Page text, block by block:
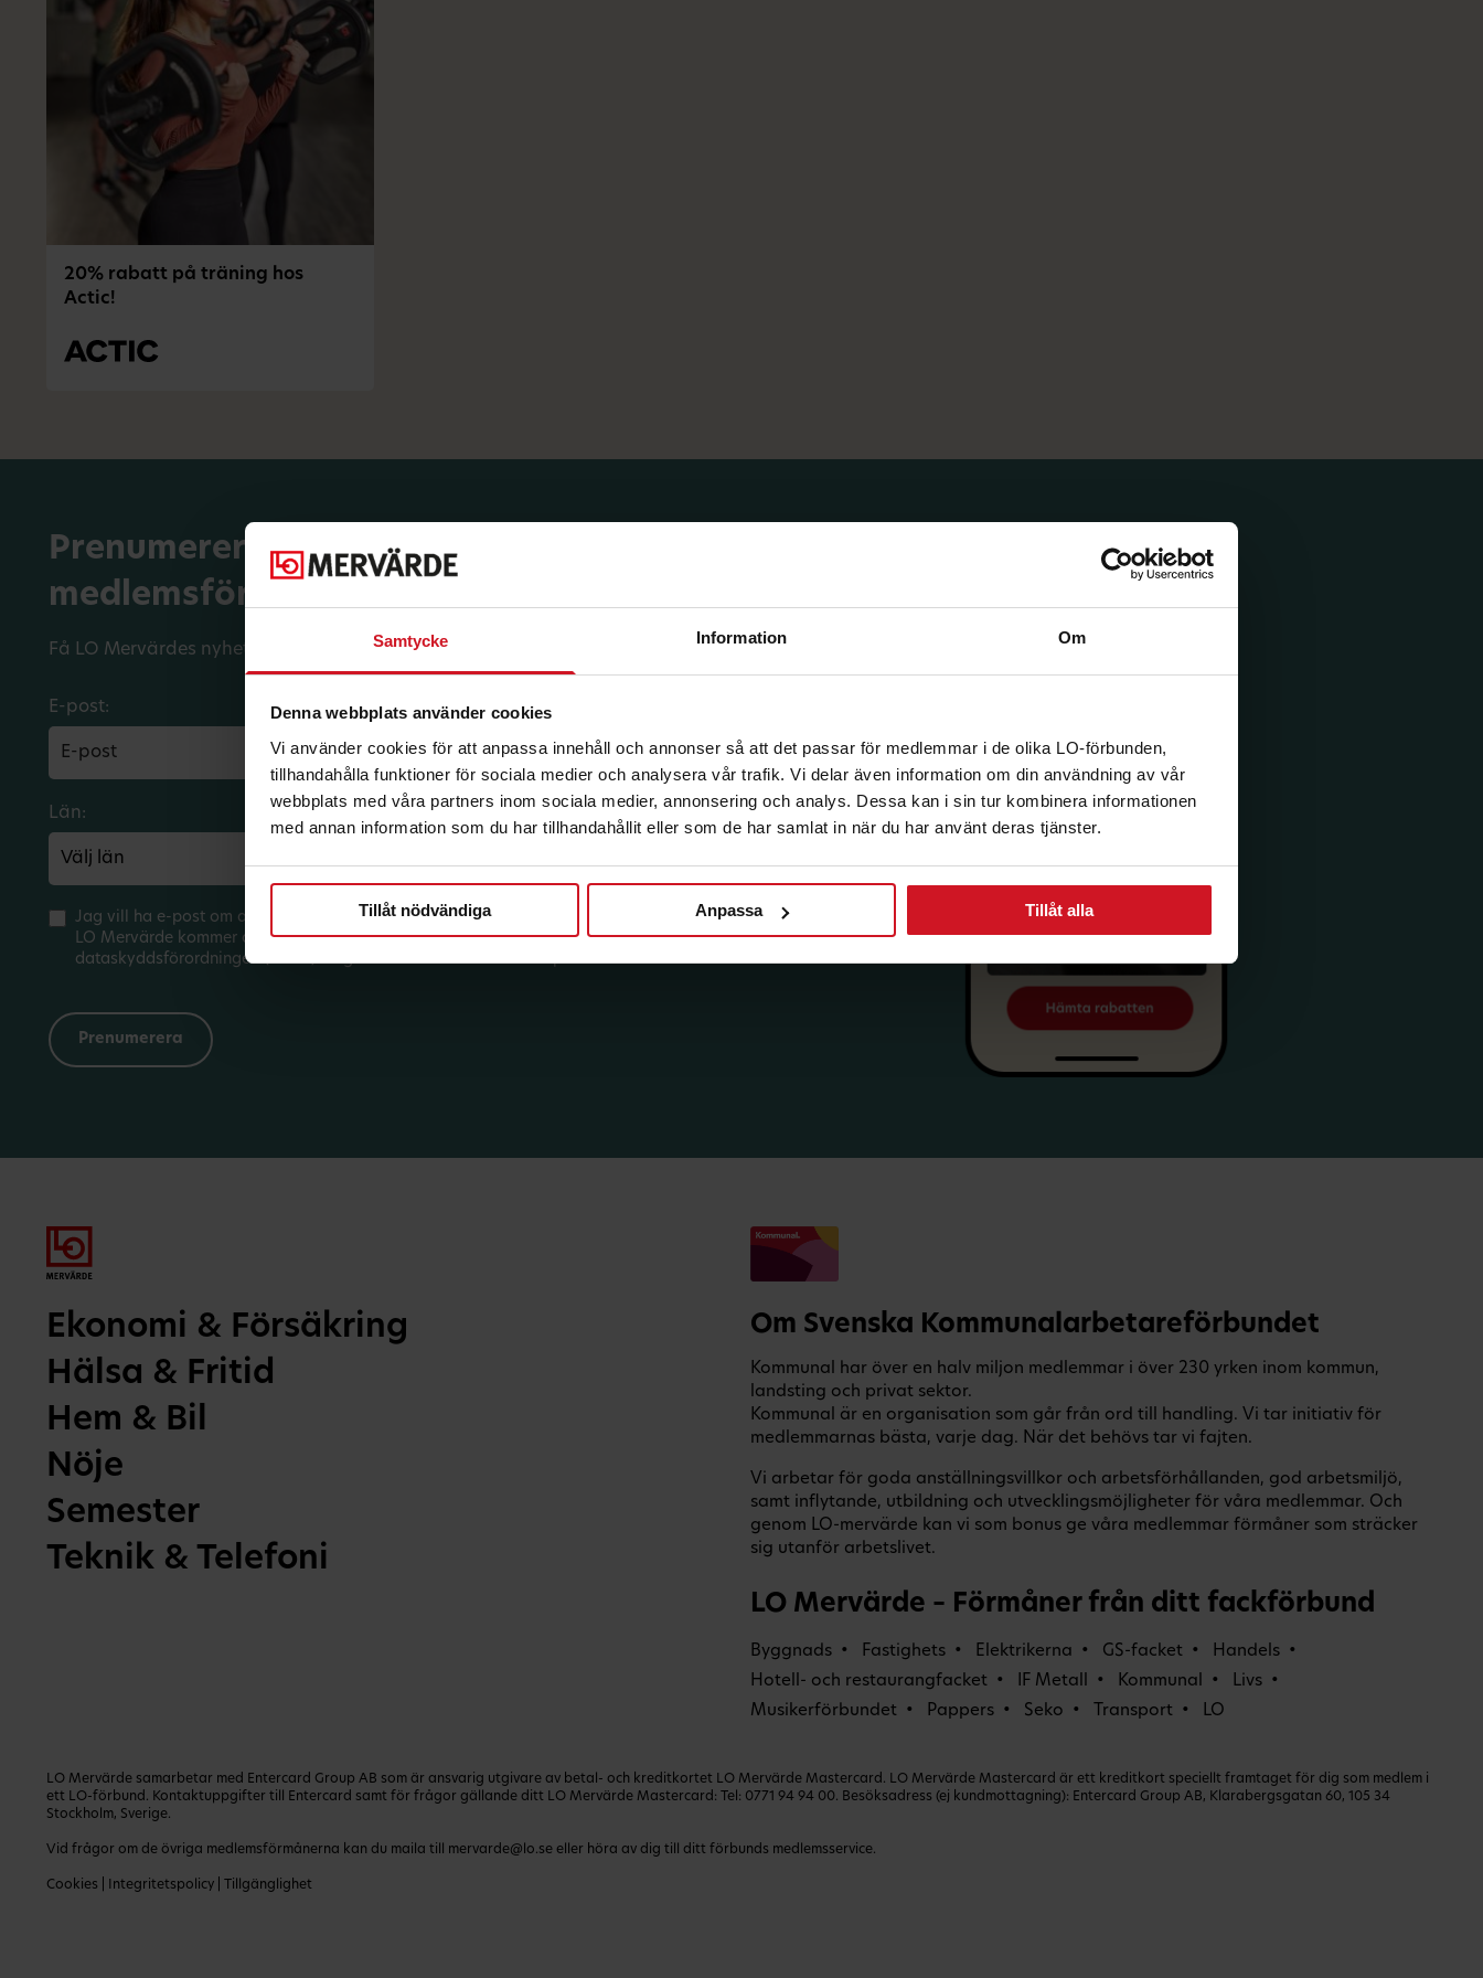
Samtycke Information Om
Denna webbplats använder cookies
Vi använder cookies för att anpassa innehåll och annonser så att det passar för medlemmar i de olika LO-förbunden,
tillhandahålla funktioner för sociala medier och analysera vår trafik. Vi delar även information om din användning av vår
webbplats med våra partners inom sociala medier, annonsering och analys. Dessa kan i sin tur kombinera informationen
med annan information som du har tillhandahållit eller som de har samlat in när du har använt deras tjänster.
Tillåt nödvändiga Anpassa Tillåt alla
20% rabatt på träning hos
Actic!
Prenumerera på dina
medlemsförmåner.
Få LO Mervärdes nyhetsbrev varje månad till din inkorg.
E-post:
Län: Förbund:
Jag vill ha e-post om aktuella erbjudanden och medlemsförmåner från LO Mervärde.
LO Mervärde kommer att hantera mina personuppgifter i enlighet med allmänna
dataskyddsförordningen (GDPR). Jag kan när som helst avsluta prenumerationen.
Ekonomi & Försäkring
Hälsa & Fritid
Hem & Bil
Nöje
Semester
Teknik & Telefoni
Om Svenska Kommunalarbetareförbundet
Kommunal har över en halv miljon medlemmar i över 230 yrken inom kommun,
landsting och privat sektor.
Kommunal är en organisation som går från ord till handling. Vi tar initiativ för
medlemmarnas bästa, varje dag. När det behövs tar vi fajten.
Vi arbetar för goda anställningsvillkor och arbetsförhållanden, god arbetsmiljö,
samt inflytande, utbildning och utvecklingsmöjligheter för våra medlemmar. Och
genom LO-mervärde kan vi som bonus ge våra medlemmar förmåner som sträcker
sig utanför arbetslivet.
LO Mervärde – Förmåner från ditt fackförbund
Byggnads Fastighets Elektrikerna GS-facket
Handels
Hotell- och restaurangfacket
IF Metall Kommunal
Livs
Musikerförbundet
Pappers Seko Transport LO
LO Mervärde samarbetar med Entercard Group AB som är ansvarig utgivare av betal- och kreditkortet LO Mervärde Mastercard. LO Mervärde Mastercard är ett kreditkort speciellt framtaget för dig som medlem i
ett LO-förbund. Kontaktuppgifter till Entercard samt för frågor gällande ditt LO Mervärde Mastercard: Tel: 0771 94 94 00. Besöksadress (ej kundmottagning): Entercard Group AB, Klarabergsgatan 60, 105 34
Stockholm, Sverige.
Vid frågor om de övriga medlemsförmånerna kan du maila till mervarde@lo.se eller höra av dig till ditt förbunds medlemsservice.
Cookies Integritetspolicy Tillgänglighet